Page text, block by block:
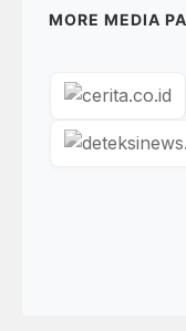
MORE MEDIA